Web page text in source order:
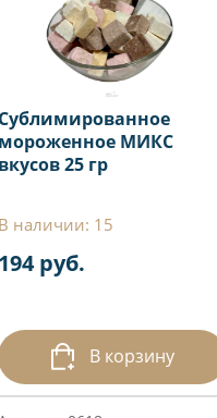
МИКС
25 гр
наличии: 15
руб.
В корзину